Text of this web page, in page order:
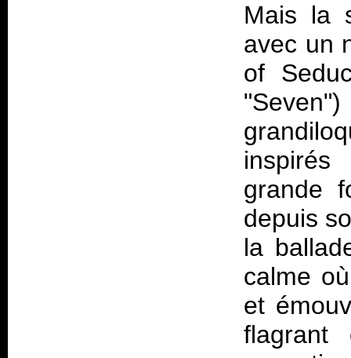
Mais la
avec un
of
grande
depuis
la
calme
et